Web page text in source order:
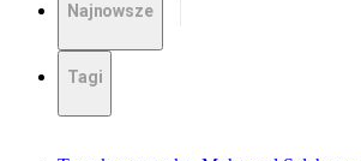
Najnowsze
Tagi